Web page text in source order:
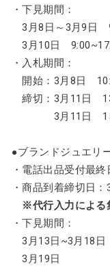
・下見期間：
3月8日～3月9日
3月10日
・入札期間：
開始：3月8日
締切：3月11日
3月11日 15:00
●ブランドジュエリ
・電話出品受付最
・商品到着締切日
※代行入力によ
・下見期間：
3月13日~3月18
3月19日